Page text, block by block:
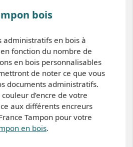
bois
administratifs en bois à
fonction du nombre de
en bois personnalisables
de noter ce que vous
documents administratifs.
d’encre de votre
aux différents encreurs
Tampon pour votre
en bois.